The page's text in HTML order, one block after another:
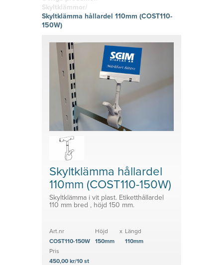
vinyl
Självhäftand
e eller
magnetiska
hitta den
känslan i
Planering
Skyltklämmor
Konsoler
System för avdelare
Medicinsk Skyddsutrustning
Tillbehör ESL enheter
Skyltklämmor/
Skyltklämma hållardel 110mm (COST110-
150W)
Skyltklämma hållardel
110mm (COST110-150W)
Skyltklämma i vit plast. Etiketthållardel
110 mm bred , höjd 150 mm.
Art.nr
COST110-150W
Höjd
150mm
x Längd
110mm
Pris
450,00 kr/10 st